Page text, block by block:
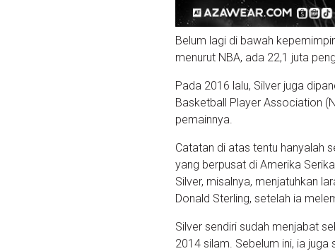
Belum lagi di bawah
menurut NBA, ada 22,1 juta
Pada 2016 lalu, Silver juga
Basketball Player Association
pemainnya.
Catatan di atas tentu hanyalah
yang berpusat di Amerika
Silver, misalnya, menjatuhkan
Donald Sterling, setelah ia
Silver sendiri sudah menjabat
2014 silam. Sebelum ini, ia